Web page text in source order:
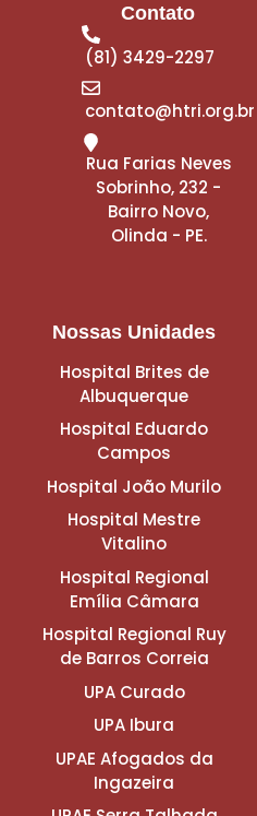
Contato
(81) 3429-2297
contato@htri.org.br
Rua Farias Neves
Sobrinho, 232 -
Bairro Novo,
Olinda - PE.
Nossas Unidades
Hospital Brites de
Albuquerque
Hospital Eduardo
Campos
Hospital João Murilo
Hospital Mestre
Vitalino
Hospital Regional
Emília Câmara
Hospital Regional Ruy
de Barros Correia
UPA Curado
UPA Ibura
UPAE Afogados da
Ingazeira